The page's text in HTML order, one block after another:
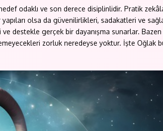
odaklı ve son derece disiplinlidir. Pratik
olsa da güvenilirlikleri, sadakatleri ve
destekle gerçek bir dayanışma sunarlar.
zorluk neredeyse yoktur. İşte Oğlak